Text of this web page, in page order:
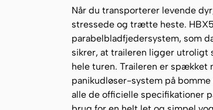
Når du transporterer levende
stressede og trætte heste.
parabelbladfjedersystem, som
sikrer, at traileren ligger
hele turen. Traileren er
panikudløser-system på
alle de officielle specifikationer